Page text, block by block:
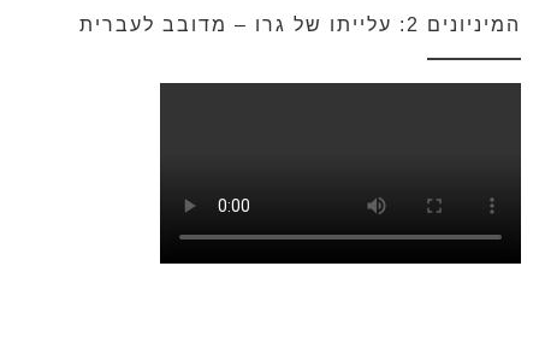
המיניונים 2: עלייתו של גרו – מדובב לעברית